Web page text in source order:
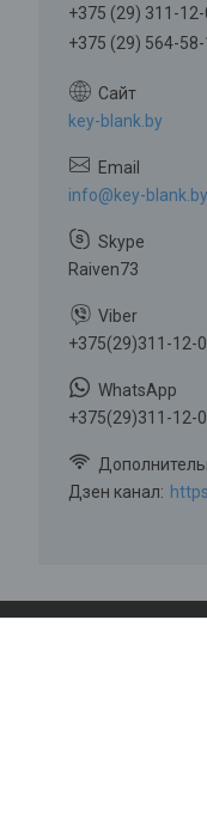
+375 (29) 311-
+375 (29) 564-58-
key-blank.by
info@key-blank.by
Raiven73
+375(29)311-12-
+375(29)311-12-
Дзен канал